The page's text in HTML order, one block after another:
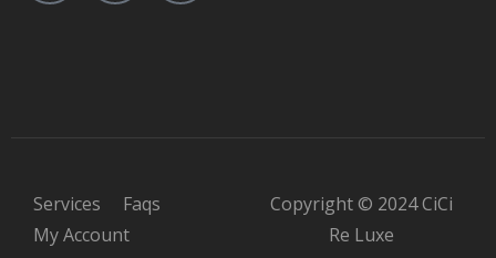
Services
Faqs
My Account
Copyright © 2024 CiCi
Re Luxe